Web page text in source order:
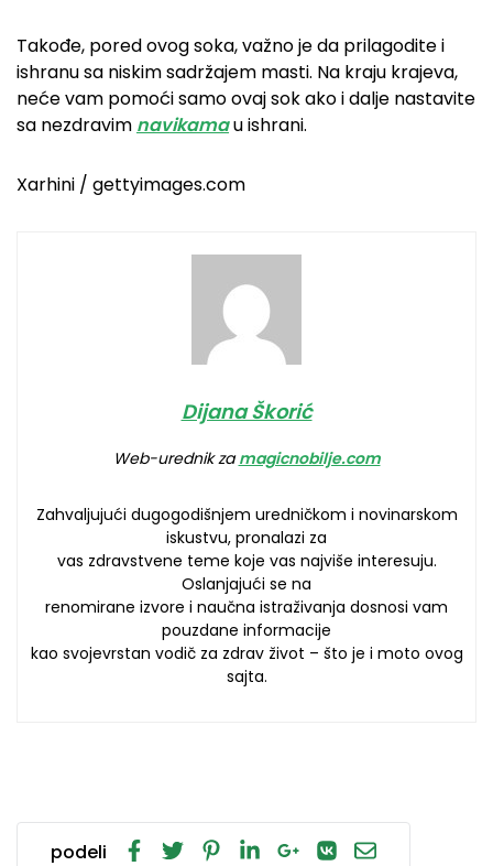
Takođe, pored ovog soka, važno je da prilagodite i
ishranu sa niskim sadržajem masti. Na kraju krajeva,
neće vam pomoći samo ovaj sok ako i dalje nastavite
sa nezdravim navikamau ishrani.
Xarhini / gettyimages.com
Dijana Škorić
Web-urednik zamagicnobilje.com
Zahvaljujući dugogodišnjem uredničkom i novinarskom
iskustvu, pronalazi za
vas zdravstvene teme koje vas najviše interesuju.
Oslanjajući se na
renomirane izvore i naučna istraživanja dosnosi vam
pouzdane informacije
kao svojevrstan vodič za zdrav život – što je i moto ovog
sajta.
podeli